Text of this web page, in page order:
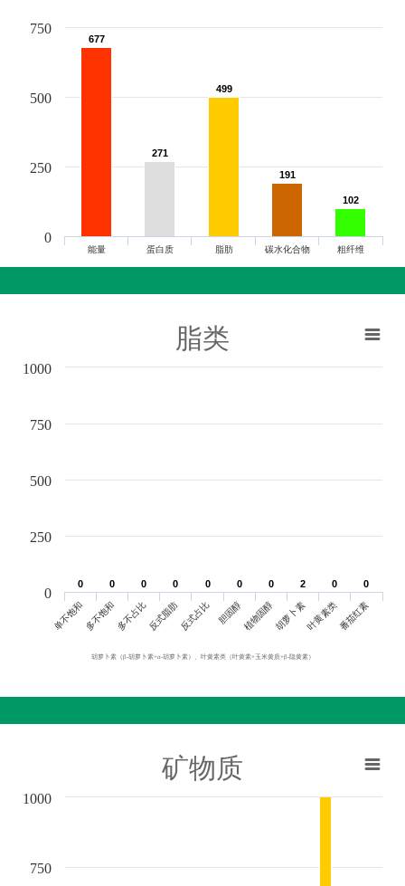
677
677
271
271
499
499
191
191
102
102
能量 蛋白质 脂肪 碳水化合物 粗纤维
0
250
500
750
脂类
胡萝卜素（β-胡萝卜素+α-胡萝卜素）、叶黄素类（叶黄素+玉米黄质+β-隐黄素）
0
0 0
0 0
0 0
0 0
0 0
0 0
0 2
2 0
0 0
0
单不饱和多不饱和多不占比反式脂肪反式占比 胆固醇植物固醇胡萝卜素叶黄素类番茄红素
0
250
500
750
1000
矿物质
750
1000